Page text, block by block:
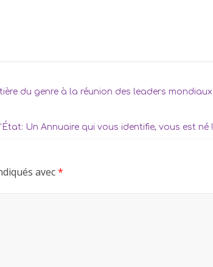
du genre à la réunion des leaders mondiaux
Un Annuaire qui vous identifie, vous est né !
avec*